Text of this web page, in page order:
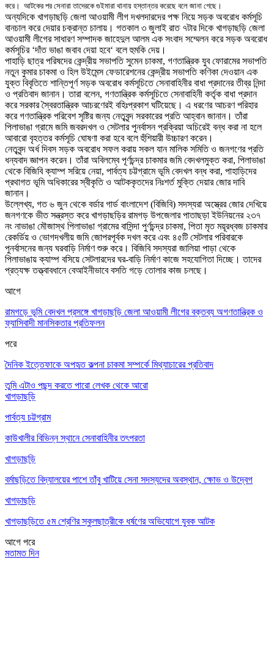
করে । আটকের পর সেনারা তাদেরকে গুইমারা থানায় হস্তান্তর করেছে বলে জানা গেছে।
অন্যদিকে খাগড়াছড়ি জেলা আওয়ামী লীগ দখলদারদের পক্ষ নিয়ে সড়ক অবরোধ কর্মসূচি
বানচাল করে দেয়ার চক্রান্ত চালায় । গতকাল ৩ জুলাই রাত ৭টার দিকে খাগড়াছড়ি জেলা
আওয়ামী লীগের সাধারণ সম্পাদক জাহেদুল আলম এক সংবাদ সম্মেলন করে সড়ক অবরোধ
কর্মসূচির ‘দাঁত ভাঙা জবাব দেয়া হবে‘ বলে হুমকি দেয় ।
পাহাড়ি ছাত্র পরিষদের কেন্দ্রীয় সভাপতি সুমেন চাকমা, গণতান্ত্রিক যুব ফোরামের সভাপতি
নতুন কুমার চাকমা ও হিল উইমেন্স ফেডারেশনের কেন্দ্রীয় সভাপতি কণিকা দেওয়ান এক
যুক্ত বিবৃতিতে শান্তিপূর্ণ সড়ক অবরোধ কর্মসূচিতে সেনাবাহিনীর বাধা প্রদানের তীব্র নিন্দা
ও প্রতিবাদ জানান।তারা বলেন, গণতান্ত্রিক কর্মসূচিতে সেনাবাহিনী কর্তৃক বাধা প্রদান
করে সরকার স্বৈরতান্ত্রিক আচরণেরই বহিঃপ্রকাশ ঘটিয়েছে। এ ধরণের আচরণ পরিহার
করে গণতান্ত্রিক পরিবেশ সৃষ্টির জন্য নেতৃবৃন্দ সরকারের প্রতি আহ্বান জানান।তাঁরা
পিলাভাঙা গ্রামে জমি জবরদখল ও সেটলার পুনর্বাসন প্রক্রিয়া অচিরেই বন্ধ করা না হলে
আবারো বৃহত্তর কর্মসূচি ঘোষণা করা হবে বলে হুঁশিয়ারী উচ্চারণ করেন।
নেতৃবৃন্দ অর্ধ দিবস সড়ক অবরোধ সফল করায় সকল যান মালিক সমিতি ও জনগণের প্রতি
ধন্যবাদ জ্ঞাপন করেন।তাঁরা অবিলম্বে পূর্ণচন্দ্র চাকমার জমি বেদখলমুক্ত করা, পিলাভাঙা
থেকে বিজিবি ক্যাম্প সরিয়ে নেয়া, পার্বত্য চট্টগ্রামে ভূমি বেদখল বন্ধ করা, পাহাড়িদের
প্রথাগত ভূমি অধিকারের স্বীকৃতি ও আটককৃতদের নিঃশর্ত মুক্তি দেয়ার জোর দাবি
জানান।
উল্লেখ্য, গত ৬ জুন থেকে বর্ডার গার্ড বাংলাদেশ (বিজিবি) সদস্যরা অস্ত্রের জোর দেখিয়ে
জনগণকে ভীত সন্ত্রস্ত করে খাগড়াছড়ির রামগড় উপজেলার পাতাছড়া ইউনিয়নের ২৩৭
নং নাভাঙা মৌজাস্থ পিলাভাঙা গ্রামের বাসিন্দা পুর্ণচন্দ্র চাকমা, পিতা মৃত ময়ূরধ্বজ চাকমার
রেকর্ডিয় ও ভোগদখলীয় জমি জোপরপূর্বক দখল করে এবং ৪৫টি সেটলার পরিবারকে
পুনর্বাসনের জন্য ঘরবাড়ি নির্মাণ শুরু করে। বিজিবি সদস্যরা জালিয়া পাড়া থেকে
পিলাভাঙায় ক্যাম্প বসিয়ে সেটলারদের ঘর-বাড়ি নির্মাণ কাজে সহযোগিতা দিচ্ছে ।তাদের
প্রত্যক্ষ তত্ত্বাবধানে বেআইনীভাবে বসতি গড়ে তোলার কাজ চলছে।
আগে
রামগড়ে ভূমি বেদখল প্রসঙ্গে খাগড়াছড়ি জেলা আওয়ামী লীগের বক্তব্য অগণতান্ত্রিক ও
ফ্যাসিবাদী মানসিকতার প্রতিফলন
পরে
দৈনিক ইত্তেফাকে অপহৃত কল্পনা চাকমা সম্পর্কে মিথ্যাচারের প্রতিবাদ
তুমি এটাও পছন্দ করতে পারো লেখক থেকে আরো
খাগড়াছড়ি
পার্বত্য চট্টগ্রাম
কাউখালীর বিভিন্ন স্থানে সেনাবাহিনীর তৎপরতা
খাগড়াছড়ি
বর্মাছড়িতে বিদ্যালয়ের পাশে তাঁবু খাটিয়ে সেনা সদস্যদের অবস্থান, ক্ষোভ ও উদ্বেগ
খাগড়াছড়ি
খাগড়াছড়িতে ৫ম শ্রেণির স্কুলছাত্রীকে ধর্ষণের অভিযোগে যুবক আটক
আগে পরে
মতামত দিন